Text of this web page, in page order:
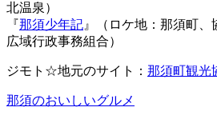
北温泉）
『那須少年記 』（ロケ地：那須町
広域行政事務組合）
ジモト☆地元のサイト： 那須町観光
那須のおいしいグルメ